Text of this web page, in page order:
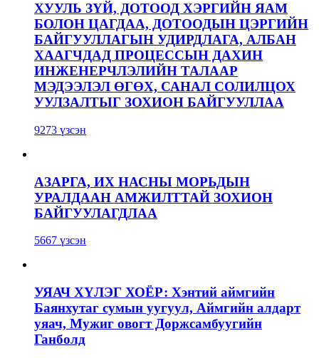
ХУУЛЬ ЗҮЙ, ДОТООД ХЭРГИЙН ЯАМ
БОЛОН ЦАГДАА, ДОТООДЫН ЦЭРГИЙН
БАЙГУУЛЛАГЫН УДИРДЛАГА, АЛБАН
ХААГЧДАД ПРОЦЕССЫН ДАХИН
ИНЖЕНЕРЧЛЭЛИЙН ТАЛААР
МЭДЭЭЛЭЛ ӨГӨХ, САНАЛ СОЛИЛЦОХ
УУЛЗАЛТЫГ ЗОХИОН БАЙГУУЛЛАА
9273 үзсэн
АЗАРГА, ИХ НАСНЫ МОРЬДЫН
УРАЛДААН АМЖИЛТТАЙ ЗОХИОН
БАЙГУУЛАГДЛАА
5667 үзсэн
УЯАЧ ХҮЛЭГ ХОЁР: Хэнтий аймгийн
Баянхутаг сумын уугуул, Аймгийн алдарт
уяач, Мужиг овогт Доржсамбуугийн
Ганболд